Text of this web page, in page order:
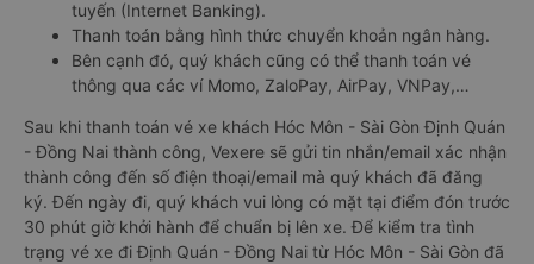
tuyến (Internet Banking).
Thanh toán bằng hình thức chuyển khoản ngân hàng.
Bên cạnh đó, quý khách cũng có thể thanh toán vé
thông qua các ví Momo, ZaloPay, AirPay, VNPay,…
Sau khi thanh toán vé xe khách Hóc Môn - Sài Gòn Định Quán
- Đồng Nai thành công, Vexere sẽ gửi tin nhắn/email xác nhận
thành công đến số điện thoại/email mà quý khách đã đăng
ký. Đến ngày đi, quý khách vui lòng có mặt tại điểm đón trước
30 phút giờ khởi hành để chuẩn bị lên xe. Để kiểm tra tình
trạng vé xe đi Định Quán - Đồng Nai từ Hóc Môn - Sài Gòn đã